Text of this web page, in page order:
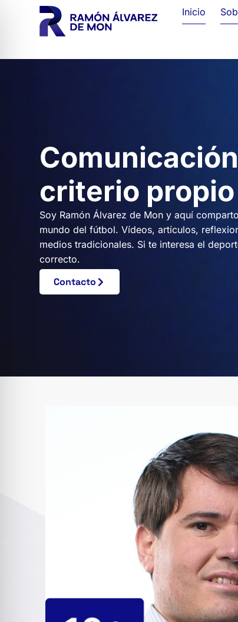
Inicio
criterio propio
Soy Ramón Álvarez de Mon y aquí
mundo del fútbol. Vídeos, artículos,
medios tradicionales. Si te interesa el
correcto.
Contacto